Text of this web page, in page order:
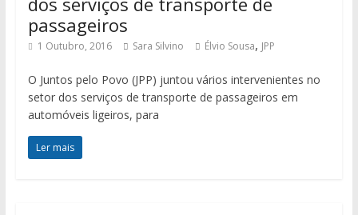
passageiros
1 Outubro, 2016 Sara Silvino Élvio Sousa, JPP
O Juntos pelo Povo (JPP) juntou vários intervenientes no
setor dos serviços de transporte de passageiros em
automóveis ligeiros, para
Ler mais